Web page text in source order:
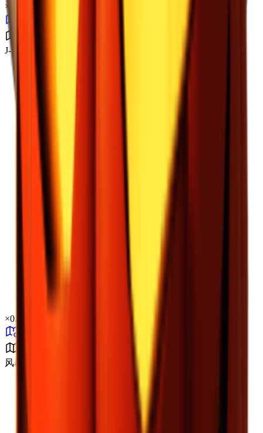
×
J-Lab实验室
×0.72
风暴区 B0